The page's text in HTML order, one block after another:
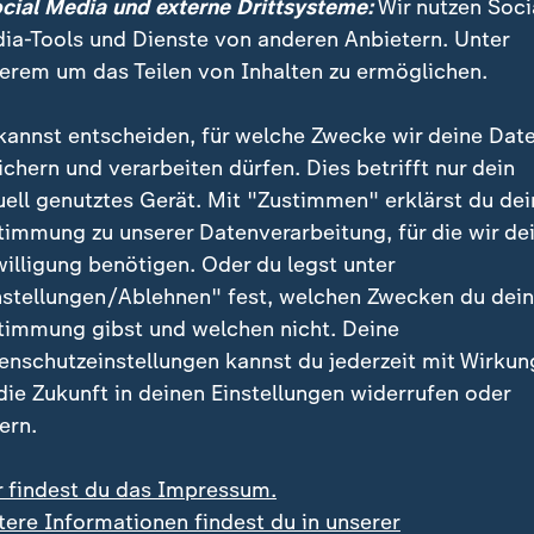
die Sicherheit der Sozialsysteme, erklärt der
hätten auch negative Effekte auf das
bisher nicht genug Impulse für
so Felbermayr. Der Experte sieht "eine gewisse
unter anderem deshalb, weil der "Median-
große Widerstände.
Wirtschaftsweiser
Media und externe Drittsysteme:Wir nutzen
Tools und Dienste von anderen Anbietern. Unter
um das Teilen von Inhalten zu ermöglichen.
entscheiden, für welche Zwecke wir deine
und verarbeiten dürfen. Dies betrifft nur dein
genutztes Gerät. Mit "Zustimmen" erklärst du
zu unserer Datenverarbeitung, für die wir
benötigen. Oder du legst unter
Ablehnen" fest, welchen Zwecken du
gibst und welchen nicht. Deine
kannst du jederzeit mit
Zukunft in deinen Einstellungen widerrufen oder
findest du das Impressum.
Informationen findest du in unserer